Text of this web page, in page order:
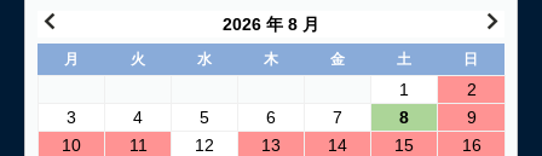
2026 年 8 月
月 火 水 木 金 土 日
1
2
3
4 5 6 7 8
9
10
11 12 13 14 15
16